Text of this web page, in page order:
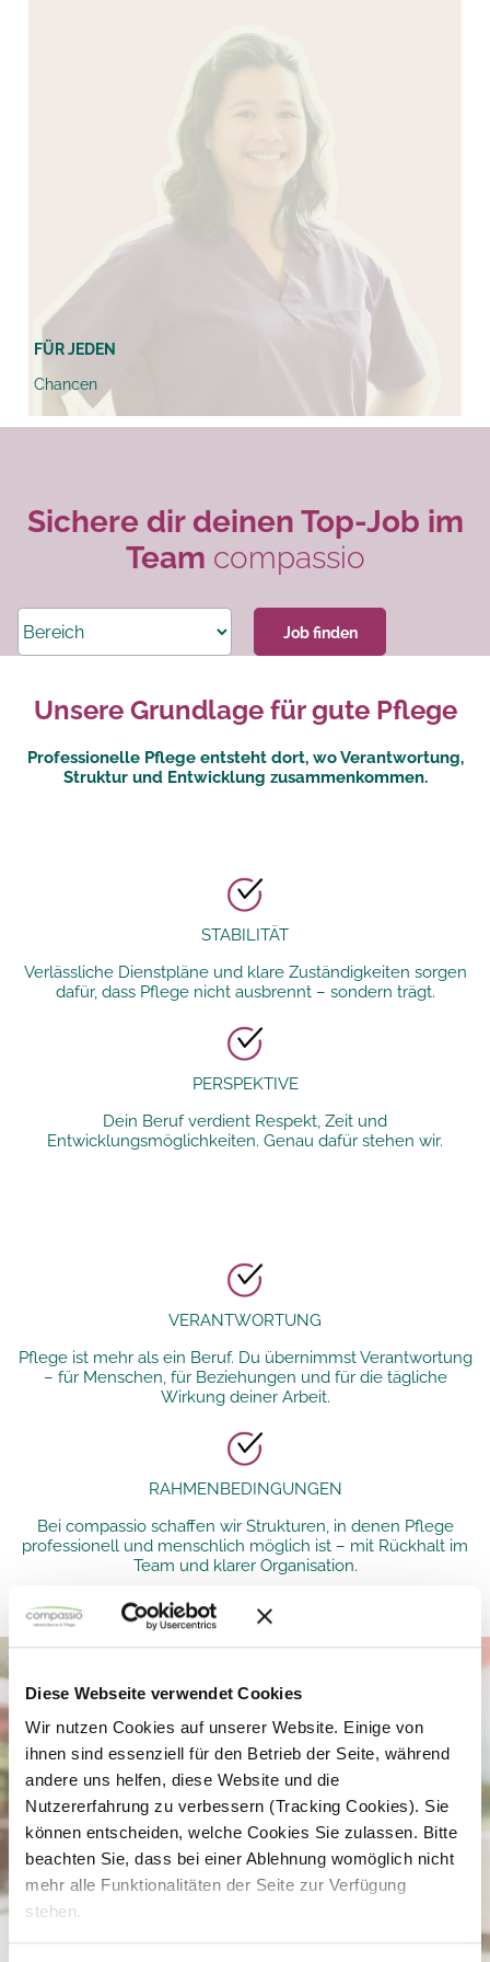
Diese Webseite verwendet Cookies
Wir nutzen Cookies auf unserer Website. Einige von
ihnen sind essenziell für den Betrieb der Seite, während
andere uns helfen, diese Website und die
Nutzererfahrung zu verbessern (Tracking Cookies). Sie
können entscheiden, welche Cookies Sie zulassen. Bitte
beachten Sie, dass bei einer Ablehnung womöglich nicht
mehr alle Funktionalitäten der Seite zur Verfügung
stehen.
FÜR JEDEN
Chancen
Sichere dir deinen Top-Job im
Team compassio
Unsere Grundlage für gute Pflege
Professionelle Pflege entsteht dort, wo Verantwortung,
Struktur und Entwicklung zusammenkommen.
STABILITÄT
Verlässliche Dienstpläne und klare Zuständigkeiten sorgen
dafür, dass Pflege nicht ausbrennt – sondern trägt.
PERSPEKTIVE
Dein Beruf verdient Respekt, Zeit und
Entwicklungsmöglichkeiten. Genau dafür stehen wir.
VERANTWORTUNG
Pflege ist mehr als ein Beruf. Du übernimmst Verantwortung
– für Menschen, für Beziehungen und für die tägliche
Wirkung deiner Arbeit.
RAHMENBEDINGUNGEN
Bei compassio schaffen wir Strukturen, in denen Pflege
professionell und menschlich möglich ist – mit Rückhalt im
Team und klarer Organisation.